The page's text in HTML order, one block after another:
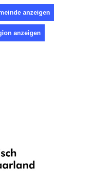
anzeigen
anzeigen